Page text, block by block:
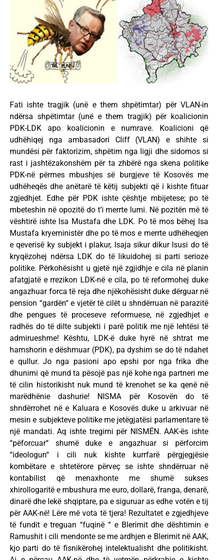
Fati ishte tragjik (unë e them shpëtimtar) për VLAN-in
ndërsa shpëtimtar (unë e them tragjik) për koalicionin
PDK-LDK apo koalicionin e numrave. Koalicioni që
udhëhiqej nga ambasadori Cliff (VLAN) e shihte si
mundësi për faktorizim, shpëtim nga ligji dhe sidomos si
rast i jashtëzakonshëm për ta zhbërë nga skena politike
PDK-në përmes mbushjes së burgjeve të Kosovës me
udhëheqës dhe anëtarë të këtij subjekti që i kishte fituar
zgjedhjet. Edhe për PDK ishte çështje mbijetese; po të
mbeteshin në opozitë do t’i merrte lumi. Në pozitën më të
vështirë ishte Isa Mustafa dhe LDK. Po të mos bëhej Isa
Mustafa kryeministër dhe po të mos e merrte udhëheqjen
e qeverisë ky subjekt i plakur, Isaja sikur dikur Isusi do të
kryqëzohej ndërsa LDK do të likuidohej si parti serioze
politike. Përkohësisht u gjetë një zgjidhje e cila në planin
afatgjatë e rrezikon LDK-në e cila, po të reformohej duke
angazhuar forca të reja dhe njëkohësisht duke dërguar në
pension “gardën“ e vjetër të cilët u shndërruan në parazitë
dhe pengues të proceseve reformuese, në zgjedhjet e
radhës do të dilte subjekti i parë politik me një lehtësi të
admirueshme! Kështu, LDK-ë duke hyrë në shtrat me
hamshorin e dëshmuar (PDK), pa dyshim se do të ndahet
e qullur. Jo nga pasioni apo epshi por nga frika dhe
dhunimi që mund ta pësojë pas një kohe nga partneri me
të cilin historikisht nuk mund të krenohet se ka qenë në
marëdhënie dashurie! NISMA për Kosovën do të
shndërrohet në e Kaluara e Kosovës duke u arkivuar në
mesin e subjekteve politike me jetëgjatësi parlamentare të
një mandati. Aq ishte tregimi për NISMËN. AAK-ës ishte
“pëforcuar“ shumë duke e angazhuar si përforcim
“ideologun“ i cili nuk kishte kurrfarë përgjegjësie
kombëtare e shtetërore përveç se ishte shndërruar në
kontabilist që menaxhonte me shumë sukses
xhirollogaritë e mbushura me euro, dollarë, franga, denarë,
dinarë dhe lekë shqiptare, pa e siguruar as edhe votën e tij
për AAK-në! Lëre më vota të tjera! Rezultatet e zgjedhjeve
të fundit e treguan “fuqinë “ e Blerimit dhe dështimin e
Ramushit i cili mendonte se me ardhjen e Blerimit në AAK,
kjo parti do të fisnikërohej intelektualisht dhe politikisht.